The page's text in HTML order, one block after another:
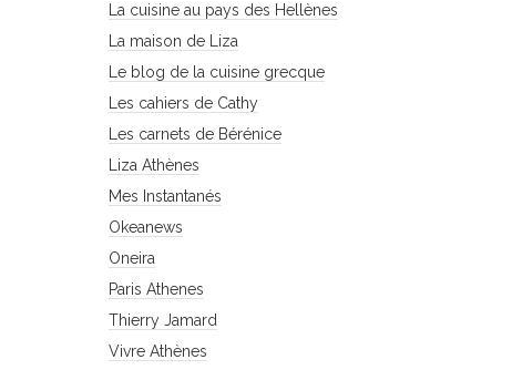
La cuisine au pays des Hellènes
La maison de Liza
Le blog de la cuisine grecque
Les cahiers de Cathy
Les carnets de Bérénice
Liza Athènes
Mes Instantanés
Okeanews
Oneira
Paris Athenes
Thierry Jamard
Vivre Athènes